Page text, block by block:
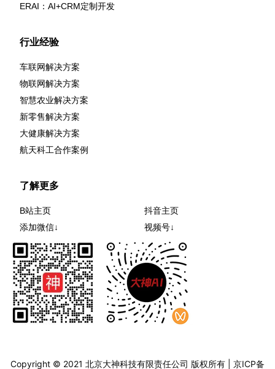
ERAI：AI+CRM定制开发
行业经验
车联网解决方案
物联网解决方案
智慧农业解决方案
新零售解决方案
大健康解决方案
航天科工合作案例
了解更多
B站主页
抖音主页
添加微信↓
视频号↓
Copyright © 2021 北京大神科技有限责任公司 版权所有 | 京ICP备